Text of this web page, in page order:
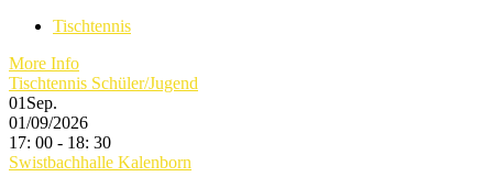
Tischtennis
More Info
Tischtennis Schüler/Jugend
01 Sep.
01/09/2026
17: 00 - 18: 30
Swistbachhalle Kalenborn